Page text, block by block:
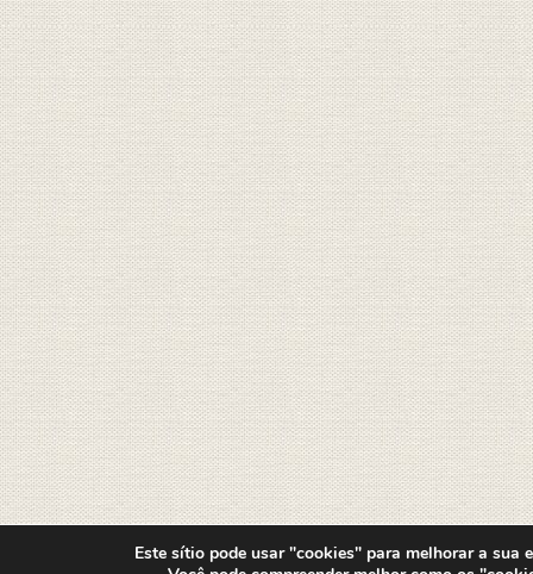
Este sítio pode usar "cookies" para melhorar a sua